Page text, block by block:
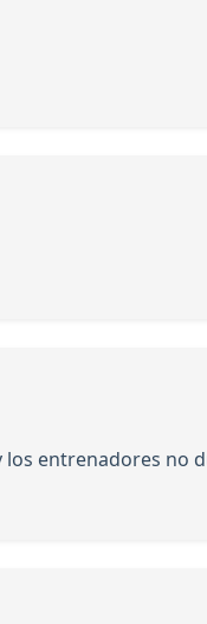
los entrenadores no